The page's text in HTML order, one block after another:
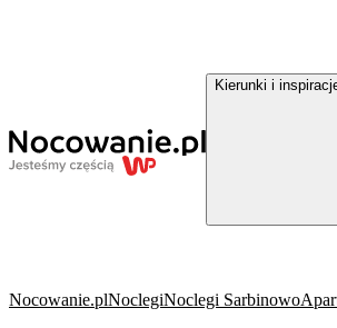
Kierunki i
Nocowanie.plNoclegiNoclegi Sarbinowo